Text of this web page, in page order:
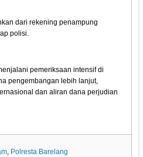
dari rekening penampung
polisi.
pemeriksaan intensif di
pengembangan lebih lanjut,
dan aliran dana perjudian
, Polresta Barelang